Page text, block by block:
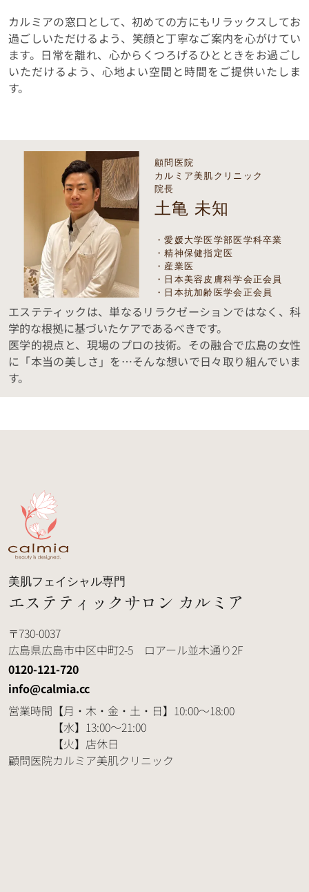
カルミアの窓口として、初めての方にもリラックスしてお
過ごしいただけるよう、笑顔と丁寧なご案内を心がけてい
ます。日常を離れ、心からくつろげるひとときをお過ごし
いただけるよう、心地よい空間と時間をご提供いたしま
す。
顧問医院
カルミア美肌クリニック
院長
土亀 未知
・愛媛大学医学部医学科卒業
・精神保健指定医
・産業医
・日本美容皮膚科学会正会員
・日本抗加齢医学会正会員
エステティックは、単なるリラクゼーションではなく、科
学的な根拠に基づいたケアであるべきです。
医学的視点と、現場のプロの技術。その融合で広島の女性
に「本当の美しさ」を…そんな想いで日々取り組んでいま
す。
美肌フェイシャル専門
エステティックサロン カルミア
730-0037
広島県広島市中区中町2-5 ロアール並木通り2F
0120-121-720
info@calmia.cc
営業時間 【月・木・金・土・日】10:00～18:00
【水】13:00～21:00
【火】店休日
顧問医院カルミア美肌クリニック